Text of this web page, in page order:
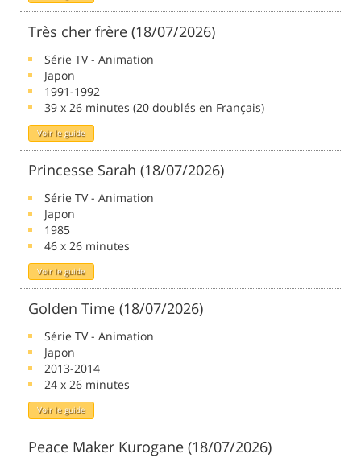
Très cher frère (18/07/2026)
Série TV - Animation
Japon
1991-1992
39 x 26 minutes (20 doublés en Français)
Voir le guide
Princesse Sarah (18/07/2026)
Série TV - Animation
Japon
1985
46 x 26 minutes
Voir le guide
Golden Time (18/07/2026)
Série TV - Animation
Japon
2013-2014
24 x 26 minutes
Voir le guide
Peace Maker Kurogane (18/07/2026)